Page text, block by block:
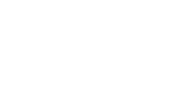
newsletter